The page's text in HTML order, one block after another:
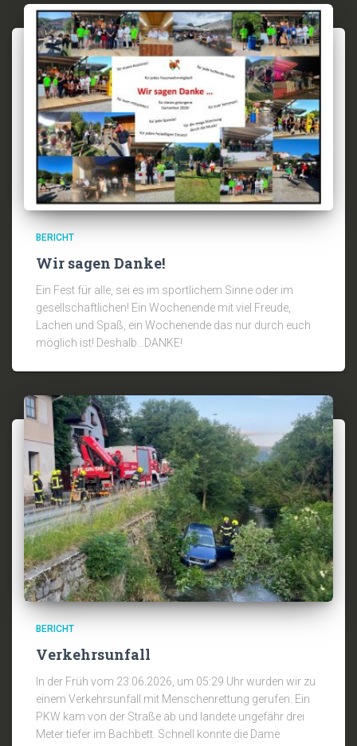
BERICHT
Wir sagen Danke!
Ein Fest für alle, sei es im sportlichem Sinne oder im
gesellschaftlichen! Ein Wochenende mit viel Freude,
Lachen und Spaß, ein Wochenende das nur durch euch
möglich ist! Deshalb…DANKE!
BERICHT
Verkehrsunfall
In der Früh vom 23.06.2026, um 05:29 Uhr wurden wir zu
einem Verkehrsunfall mit Menschenrettung gerufen. Ein
PKW kam von der Straße ab und landete ungefähr drei
Meter tiefer im Bachbett. Schnell konnte die Dame